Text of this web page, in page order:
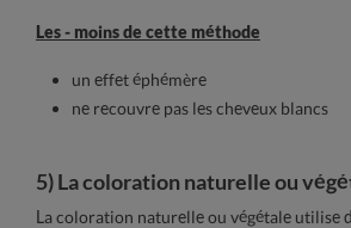
Les - moins de cette méthode
un effet éphémère
ne recouvre pas les cheveux blancs
5) La coloration naturelle ou
La coloration naturelle ou végétale utilise